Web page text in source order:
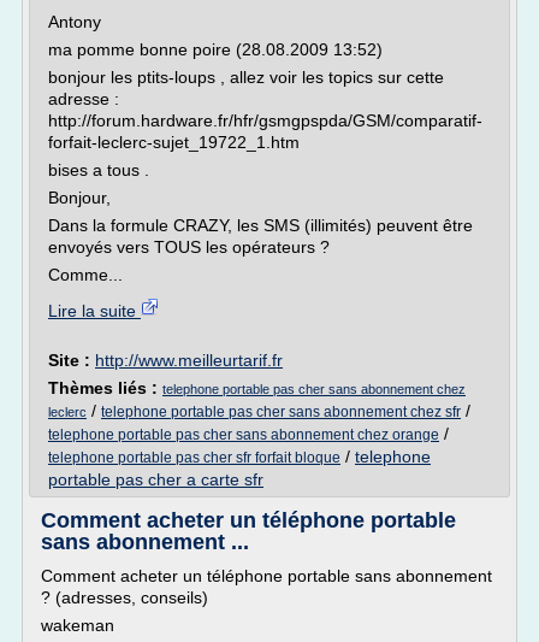
Antony
ma pomme bonne poire (28.08.2009 13:52)
bonjour les ptits-loups , allez voir les topics sur cette
adresse :
http://forum.hardware.fr/hfr/gsmgpspda/GSM/comparatif-
forfait-leclerc-sujet_19722_1.htm
bises a tous .
Bonjour,
Dans la formule CRAZY, les SMS (illimités) peuvent être
envoyés vers TOUS les opérateurs ?
Comme...
Lire la suite
Site : http://www.meilleurtarif.fr
Thèmes liés : telephone portable pas cher sans abonnement chez
leclerc / telephone portable pas cher sans abonnement chez sfr /
telephone portable pas cher sans abonnement chez orange /
telephone portable pas cher sfr forfait bloque / telephone
portable pas cher a carte sfr
Comment acheter un téléphone portable
sans abonnement ...
Comment acheter un téléphone portable sans abonnement
? (adresses, conseils)
wakeman